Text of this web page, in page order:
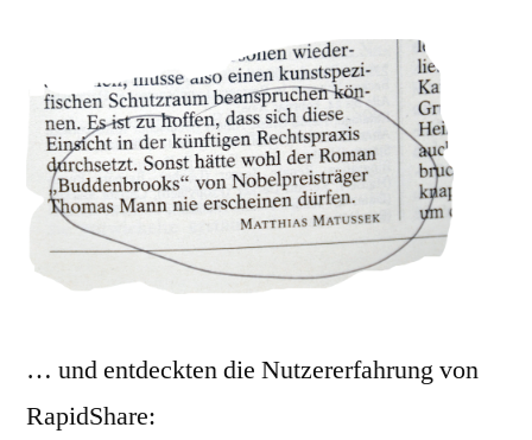
… und entdeckten die Nutzererfahrung von
RapidShare: